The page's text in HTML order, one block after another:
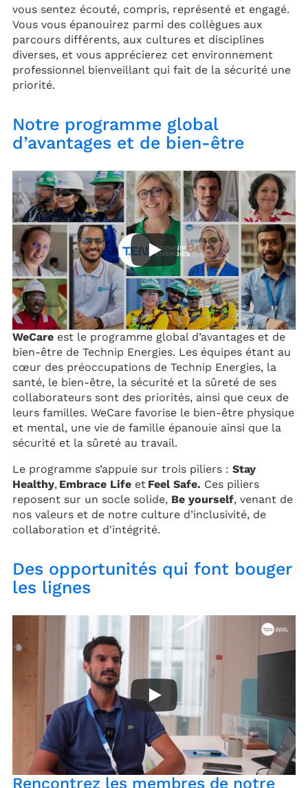
vous sentez écouté, compris, représenté et engagé.
Vous vous épanouirez parmi des collègues aux
parcours différents, aux cultures et disciplines
diverses, et vous apprécierez cet environnement
professionnel bienveillant qui fait de la sécurité une
priorité.
Notre programme global
d’avantages et de bien-être
WeCare est le programme global d’avantages et de
bien-être de Technip Energies. Les équipes étant au
cœur des préoccupations de Technip Energies, la
santé, le bien-être, la sécurité et la sûreté de ses
collaborateurs sont des priorités, ainsi que ceux de
leurs familles. WeCare favorise le bien-être physique
et mental, une vie de famille épanouie ainsi que la
sécurité et la sûreté au travail.
Le programme s’appuie sur trois piliers : Stay
Healthy, Embrace Life et Feel Safe. Ces piliers
reposent sur un socle solide, Be yourself, venant de
nos valeurs et de notre culture d’inclusivité, de
collaboration et d'intégrité.
Des opportunités qui font bouger
les lignes
Rencontrez les membres de notre